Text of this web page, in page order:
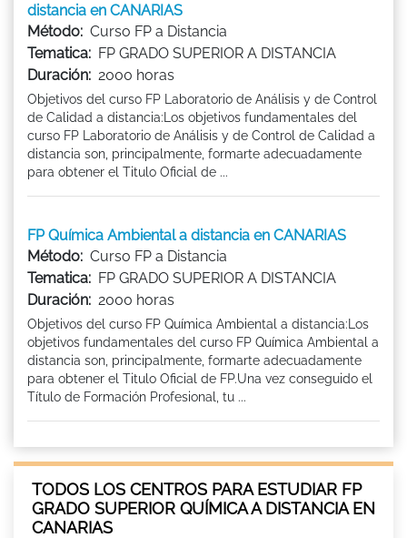
distancia en CANARIAS
Método: Curso FP a Distancia
Tematica: FP GRADO SUPERIOR A DISTANCIA
Duración: 2000 horas
Objetivos del curso FP Laboratorio de Análisis y de Control
de Calidad a distancia:Los objetivos fundamentales del
curso FP Laboratorio de Análisis y de Control de Calidad a
distancia son, principalmente, formarte adecuadamente
para obtener el Titulo Oficial de ...
FP Química Ambiental a distancia en CANARIAS
Método: Curso FP a Distancia
Tematica: FP GRADO SUPERIOR A DISTANCIA
Duración: 2000 horas
Objetivos del curso FP Química Ambiental a distancia:Los
objetivos fundamentales del curso FP Química Ambiental a
distancia son, principalmente, formarte adecuadamente
para obtener el Titulo Oficial de FP.Una vez conseguido el
Título de Formación Profesional, tu ...
TODOS LOS CENTROS PARA ESTUDIAR FP
GRADO SUPERIOR QUÍMICA A DISTANCIA EN
CANARIAS